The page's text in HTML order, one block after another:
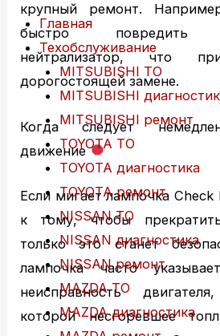
Главная
Техобслуживание
MITSUBISHI ТО
MITSUBISHI
MITSUBISHI ремонт
TOYOTA ТО
TOYOTA диагностика
TOYOTA ремонт
NISSAN ТО
NISSAN диагностика
NISSAN ремонт
MAZDA ТО
MAZDA диагностика
крупный ремонт.
быстро повредить
нейтрализатор, что
дорогостоящей замене.
Когда следует
движение
Если мигает лампочка Check
к тому, чтобы
только это станет
лампочка часто
неисправность
которой несгоревшее